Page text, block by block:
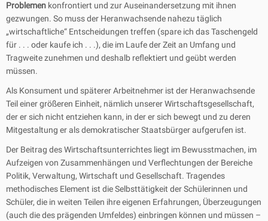
Problemen konfrontiert und zur Auseinandersetzung mit ihnen
gezwungen. So muss der Heranwachsende nahezu täglich
„wirtschaftliche“ Entscheidungen treffen (spare ich das Taschengeld
für . . . oder kaufe ich . . .), die im Laufe der Zeit an Umfang und
Tragweite zunehmen und deshalb reflektiert und geübt werden
müssen.
Als Konsument und späterer Arbeitnehmer ist der Heranwachsende
Teil einer größeren Einheit, nämlich unserer Wirtschaftsgesellschaft,
der er sich nicht entziehen kann, in der er sich bewegt und zu deren
Mitgestaltung er als demokratischer Staatsbürger aufgerufen ist.
Der Beitrag des Wirtschaftsunterrichtes liegt im Bewusstmachen, im
Aufzeigen von Zusammenhängen und Verflechtungen der Bereiche
Politik, Verwaltung, Wirtschaft und Gesellschaft. Tragendes
methodisches Element ist die Selbsttätigkeit der Schülerinnen und
Schüler, die in weiten Teilen ihre eigenen Erfahrungen, Überzeugungen
(auch die des prägenden Umfeldes) einbringen können und müssen –